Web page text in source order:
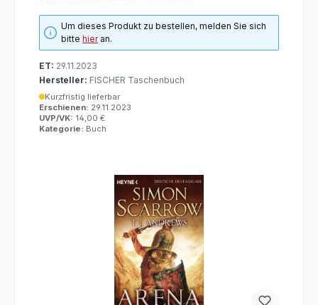
Um dieses Produkt zu bestellen, melden Sie sich
bittehieran.
ET: 29.11.2023
Hersteller: FISCHER Taschenbuch
Kurzfristig lieferbar
Erschienen: 29.11.2023
UVP/VK: 14,00 €
Kategorie: Buch